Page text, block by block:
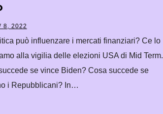
8, 2022
può influenzare i mercati finanziari? Ce lo
alla vigilia delle elezioni USA di Mid Term.
se vince Biden? Cosa succede se
i Repubblicani? In…